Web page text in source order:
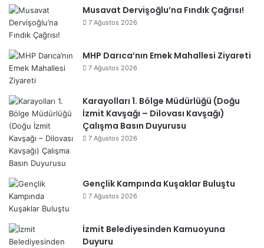
Musavat Dervişoğlu’na Fındık Çağrısı!
7 Ağustos 2026
MHP Darıca’nın Emek Mahallesi Ziyareti
7 Ağustos 2026
Karayolları 1. Bölge Müdürlüğü (Doğu
İzmit Kavşağı – Dilovası Kavşağı)
Çalışma Basın Duyurusu
7 Ağustos 2026
Gençlik Kampında Kuşaklar Buluştu
7 Ağustos 2026
İzmit Belediyesinden Kamuoyuna
Duyuru